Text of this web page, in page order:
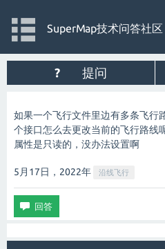
SuperMap技术问答社区
? 提问
如果一个飞行文件里边有多条飞行
个接口怎么去更改当前的飞行路线
属性是只读的，没办法设置啊
5月17日，2022年 沿线飞行